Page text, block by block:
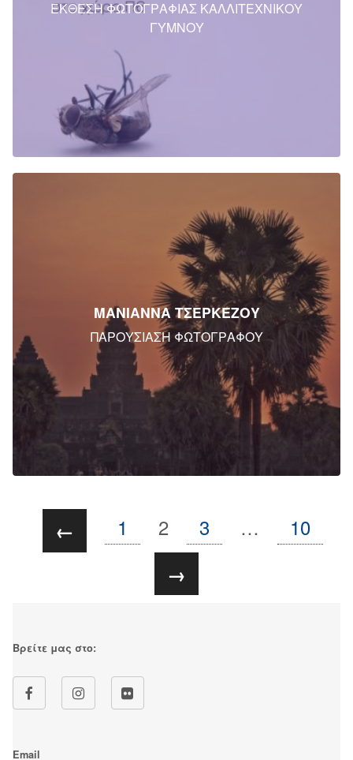
ΕΚΘΕΣΗ ΦΩΤΟΓΡΑΦΙΑΣ ΚΑΛΛΙΤΕΧΝΙΚΟΥ
ΓΥΜΝΟΥ
ΜΑΝΙΑΝΝΑ ΤΣΕΡΚΕΖΟΥ
ΠΑΡΟΥΣΙΑΣΗ ΦΩΤΟΓΡΑΦΟΥ
← 1 2 3 … 10
→
Email
Βρείτε μας στο: